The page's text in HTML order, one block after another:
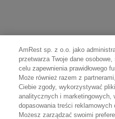
AmRest sp. z o.o. jako
przetwarza Twoje dane
celu zapewnienia prawidłowego
Może również razem z
Ciebie zgody, wykorzystywać
analitycznych i marketingowych,
dopasowania treści reklamowych
Możesz zarządzać swoimi